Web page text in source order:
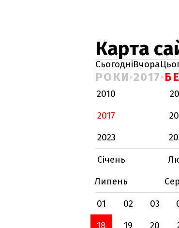
Карта
СьогодніВчора
РОКИ 2017
2010
2017
2023
Січень
Липень
01
02 03
18
19 20